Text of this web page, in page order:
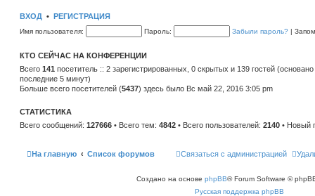
н
м
о
б
щ
е
ю
т
к
о
с
л
е
д
н
у
о
е
ВХОД • РЕГИСТРАЦИЯ
Имя пользователя: Пароль: Забыли пароль? |
КТО СЕЙЧАС НА КОНФЕРЕНЦИИ
Всего 141 посетитель :: 2 зарегистрированных, 0 скрытых и 139 гостей
последние 5 минут)
Больше всего посетителей (5437) здесь было Вс май 22, 2016 3:05 pm
СТАТИСТИКА
Всего сообщений: 127666 • Всего тем: 4842 • Всего пользователей: 2140 • Новый
На главную Список форумов Связаться с администрацией
Создано на основе phpBB® Forum Software ©
Русская поддержка phpBB